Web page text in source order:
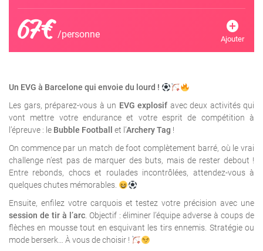
67€/personne add_circle
Ajouter
Un EVG à Barcelone qui envoie du lourd !
Les gars, préparez-vous à un EVG explosif avec deux activités qui
vont mettre votre endurance et votre esprit de compétition à
l’épreuve : le Bubble Football et l’Archery Tag !
On commence par un match de foot complètement barré, où le vrai
challenge n’est pas de marquer des buts, mais de rester debout !
Entre rebonds, chocs et roulades incontrôlées, attendez-vous à
quelques chutes mémorables.
Ensuite, enfilez votre carquois et testez votre précision avec une
session de tir à l’arc. Objectif : éliminer l’équipe adverse à coups de
flèches en mousse tout en esquivant les tirs ennemis. Stratégie ou
mode berserk… À vous de choisir !